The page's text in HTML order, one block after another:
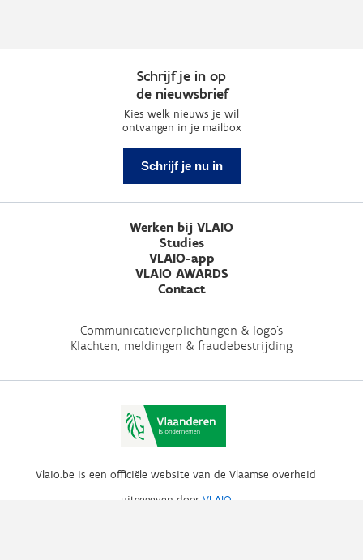
Schrijf je in op
de nieuwsbrief
Kies welk nieuws je wil
ontvangen in je mailbox
Schrijf je nu in
Werken bij VLAIO
Studies
VLAIO-app
VLAIO AWARDS
Contact
Communicatieverplichtingen & logo's
Klachten, meldingen & fraudebestrijding
Vlaio.be is een officiële website van de Vlaamse overheid
uitgegeven door VLAIO